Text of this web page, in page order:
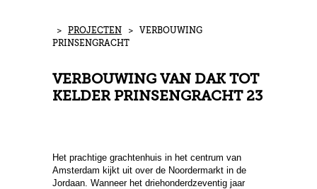
> PROJECTEN
> VERBOUWING
PRINSENGRACHT
VERBOUWING VAN DAK TOT
KELDER PRINSENGRACHT 23
Het prachtige grachtenhuis in het centrum van
Amsterdam kijkt uit over de Noordermarkt in de
Jordaan. Wanneer het driehonderdzeventig jaar